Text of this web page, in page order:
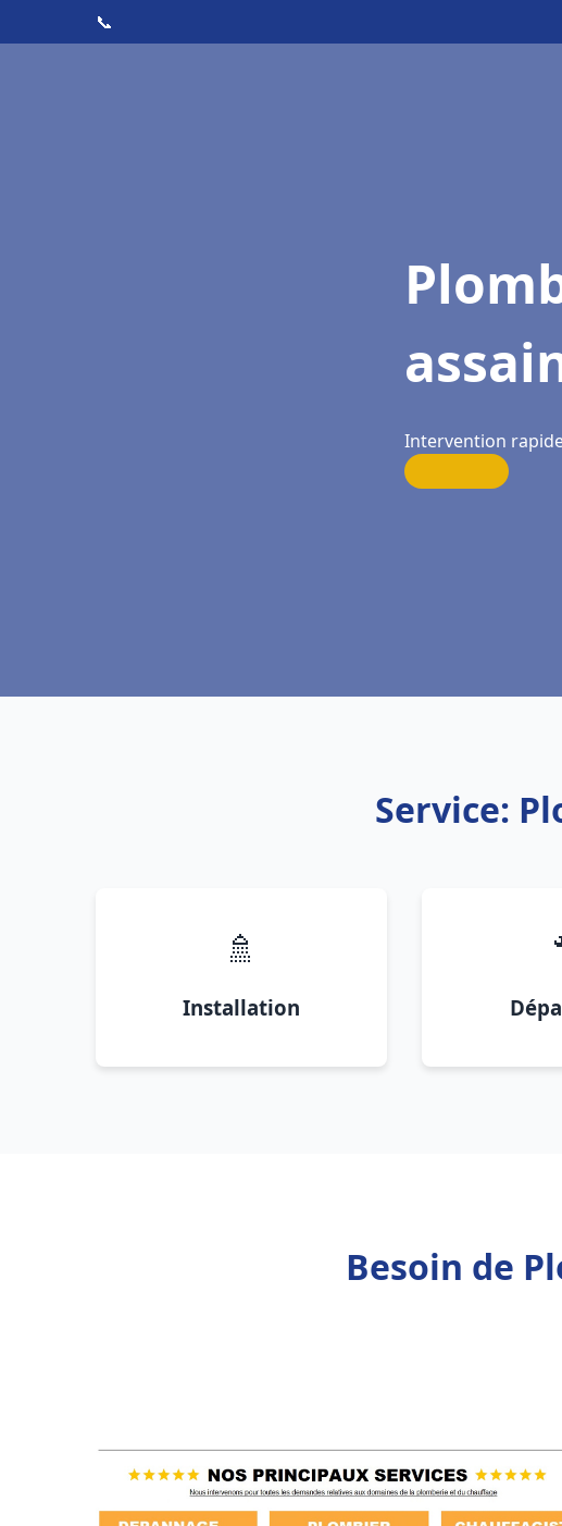
📞
Intervention
Service:
🚿
Installation
Besoin de